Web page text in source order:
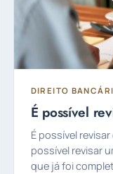
DIREITO
É possível
É possível
possível revisar
que já foi